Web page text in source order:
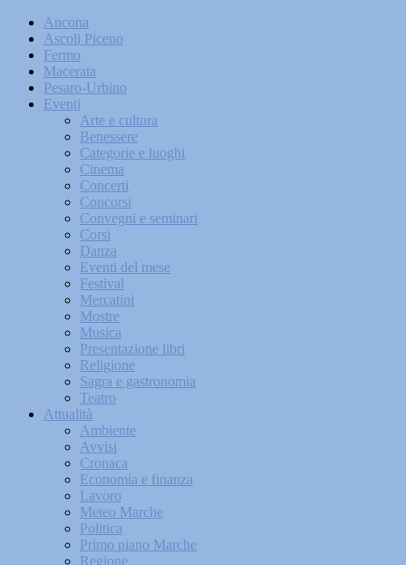
Ancona
Ascoli Piceno
Fermo
Macerata
Pesaro-Urbino
Eventi
Arte e cultura
Benessere
Categorie e luoghi
Cinema
Concerti
Concorsi
Convegni e seminari
Corsi
Danza
Eventi del mese
Festival
Mercatini
Mostre
Musica
Presentazione libri
Religione
Sagra e gastronomia
Teatro
Attualità
Ambiente
Avvisi
Cronaca
Economia e finanza
Lavoro
Meteo Marche
Politica
Primo piano Marche
Regione